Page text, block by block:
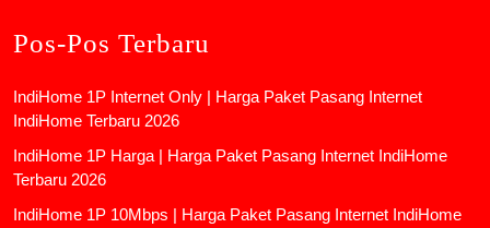
Pos-Pos Terbaru
IndiHome 1P Internet Only | Harga Paket Pasang Internet
IndiHome Terbaru 2026
IndiHome 1P Harga | Harga Paket Pasang Internet IndiHome
Terbaru 2026
IndiHome 1P 10Mbps | Harga Paket Pasang Internet IndiHome